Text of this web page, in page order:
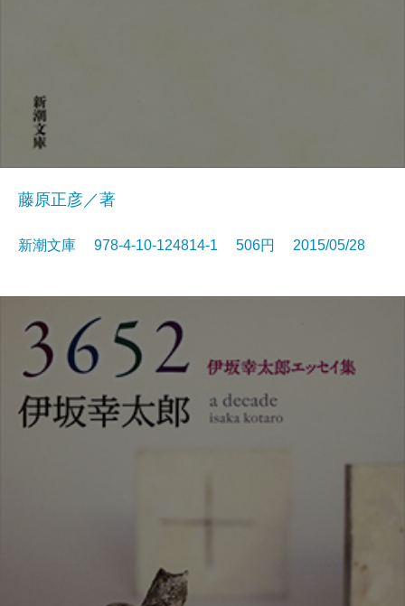
藤原正彦／著
新潮文庫 978-4-10-124814-1 506円 2015/05/28